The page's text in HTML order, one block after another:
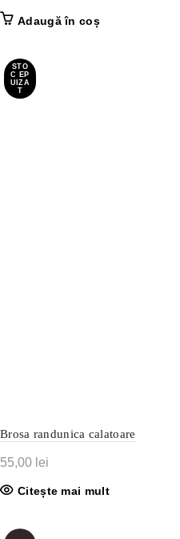
Adaugă în coș
STO
C EP
UIZA
T
Brosa randunica calatoare
55,00 lei
Citește mai mult